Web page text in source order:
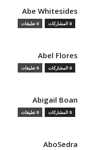
Abe Whitesides
0 المشاركات 0 تعليقات
Abel Flores
0 المشاركات 0 تعليقات
Abigail Boan
0 المشاركات 0 تعليقات
AboSedra